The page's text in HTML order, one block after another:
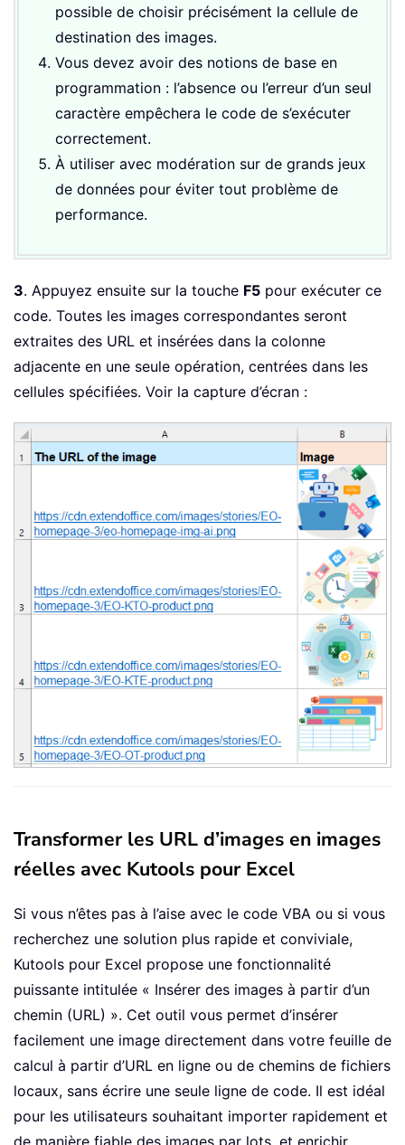
possible de choisir précisément la cellule de
destination des images.
Vous devez avoir des notions de base en
programmation : l’absence ou l’erreur d’un seul
caractère empêchera le code de s’exécuter
correctement.
À utiliser avec modération sur de grands jeux
de données pour éviter tout problème de
performance.
3. Appuyez ensuite sur la touche F5 pour exécuter ce
code. Toutes les images correspondantes seront
extraites des URL et insérées dans la colonne
adjacente en une seule opération, centrées dans les
cellules spécifiées. Voir la capture d’écran :
Transformer les URL d’images en images
réelles avec Kutools pour Excel
Si vous n’êtes pas à l’aise avec le code VBA ou si vous
recherchez une solution plus rapide et conviviale,
Kutools pour Excel propose une fonctionnalité
puissante intitulée « Insérer des images à partir d’un
chemin (URL) ». Cet outil vous permet d’insérer
facilement une image directement dans votre feuille de
calcul à partir d’URL en ligne ou de chemins de fichiers
locaux, sans écrire une seule ligne de code. Il est idéal
pour les utilisateurs souhaitant importer rapidement et